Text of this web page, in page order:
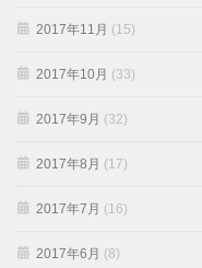
2017年11月 (15)
2017年10月 (33)
2017年9月 (32)
2017年8月 (17)
2017年7月 (16)
2017年6月 (8)